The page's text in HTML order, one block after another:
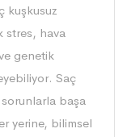
kuşkusuz
stres, hava
genetik
Saç
başa
yerine, bilimsel